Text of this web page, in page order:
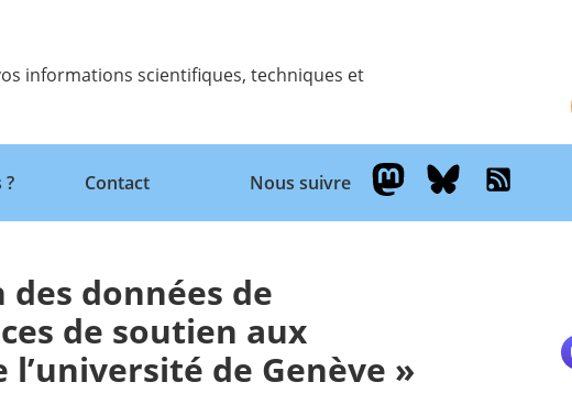
informations scientifiques, techniques et
? Contact Nous suivre
données de
de soutien aux
de Genève »